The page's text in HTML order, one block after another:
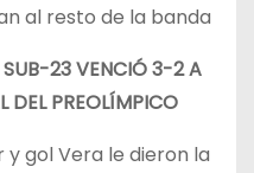
al resto de la banda
SUB-23 VENCIÓ 3-2 A
DEL PREOLÍMPICO
gol Vera le dieron la